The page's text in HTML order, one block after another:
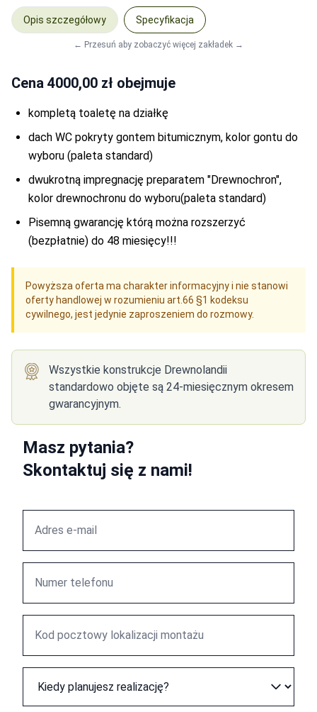
Gołębi Puch
-Wycena indywidualna
Lniana Biel
-Wycena indywidualna
Kolory dla drewna STANDARD
Tik-Wycena indywidualna
Orzech Ciemny-Wycena indywidualna
Mahoń-Wycena indywidualna
Dąb ciemny
Wycena indywidualna
-
Wycena indywidualna
Palisander Średni-Wycena indywidualna
Dąb-Wycena indywidualna
Opis szczegółowy Specyfikacja
← Przesuń aby zobaczyć więcej zakładek →
Cena 4000,00 zł obejmuje
kompletą toaletę na działkę
dach WC pokryty gontem bitumicznym, kolor gontu do
wyboru (paleta standard)
dwukrotną impregnację preparatem "Drewnochron",
kolor drewnochronu do wyboru(paleta standard)
Pisemną gwarancję którą można rozszerzyć
(bezpłatnie) do 48 miesięcy!!!
Powyższa oferta ma charakter informacyjny i nie stanowi
oferty handlowej w rozumieniu art.66 §1 kodeksu
cywilnego, jest jedynie zaproszeniem do rozmowy.
Wszystkie konstrukcje Drewnolandii
standardowo objęte są 24-miesięcznym okresem
gwarancyjnym.
Masz pytania?
Skontaktuj się z nami!